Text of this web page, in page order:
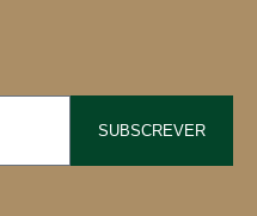
SUBSCREVER